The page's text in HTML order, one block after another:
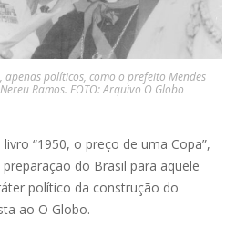
políticos, como o prefeito Mendes
Ramos. FOTO: Arquivo O Globo
“1950, o preço de uma Copa”,
do Brasil para aquele
político da construção do
ao O Globo.